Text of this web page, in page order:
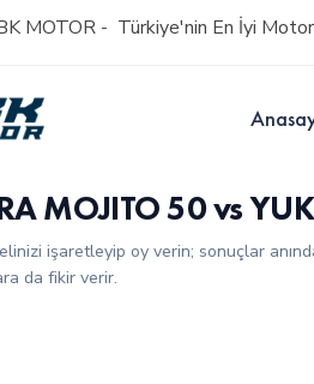
MOTOR - Türkiye'nin En İyi
MOJITO 50 vs
işaretleyip oy verin; sonuçlar
da fikir verir.